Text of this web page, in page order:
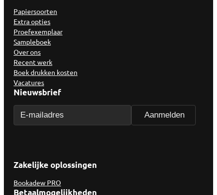
Papiersoorten
Extra opties
Proefexemplaar
Sampleboek
Over ons
Recent werk
Boek drukken kosten
Vacatures
Nieuwsbrief
Zakelijke oplossingen
Bookadew PRO
Betaalmogelijkheden